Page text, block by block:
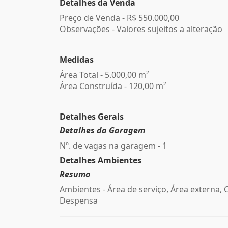
Detalhes da Venda
Preço de Venda - R$ 550.000,00
Observações - Valores sujeitos a alteração
Medidas
Área Total - 5.000,00 m²
Área Construída - 120,00 m²
Detalhes Gerais
Detalhes da Garagem
Nº. de vagas na garagem - 1
Detalhes Ambientes
Resumo
Ambientes - Área de serviço, Área externa,
Despensa